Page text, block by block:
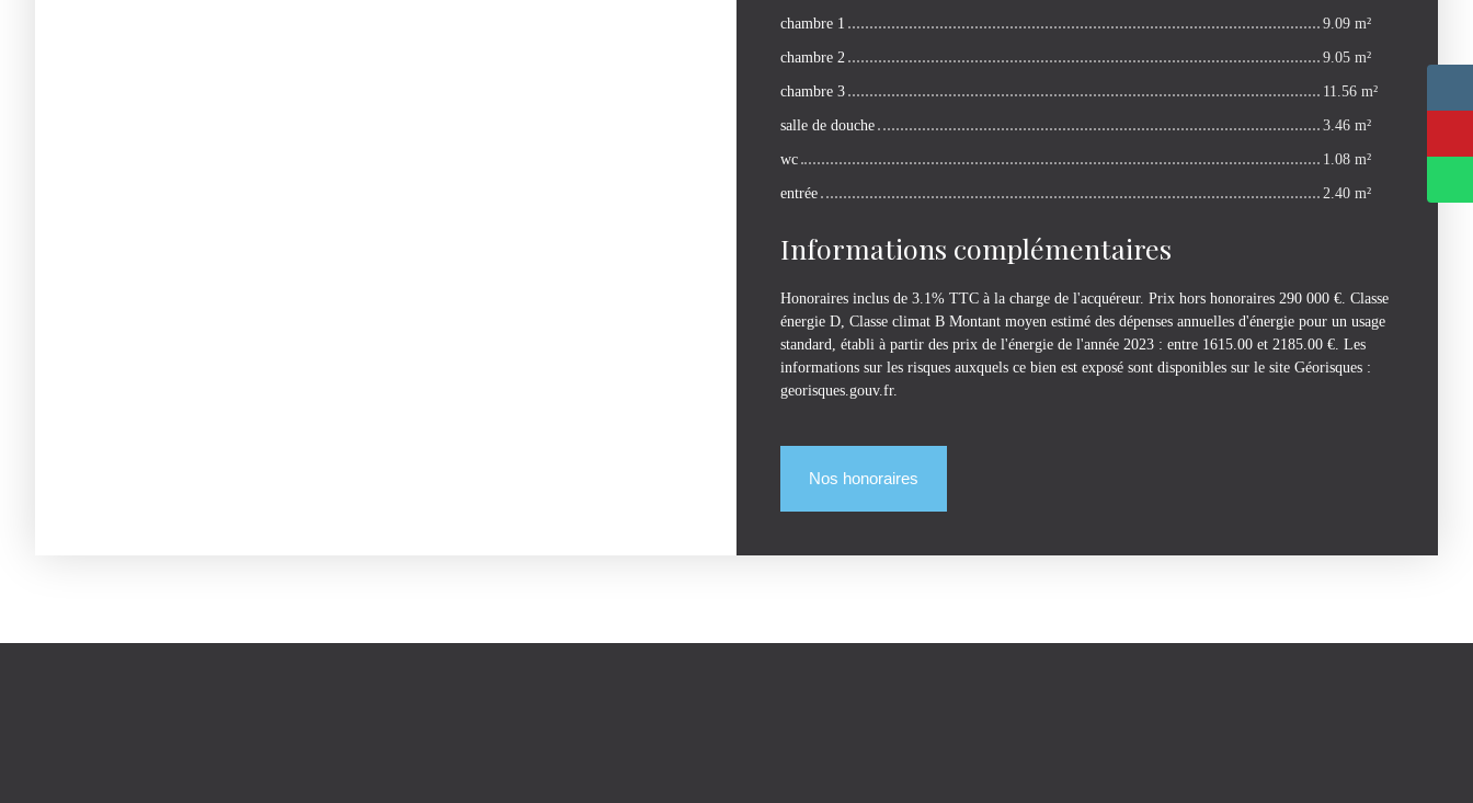
chambre 1
9.09 m²
chambre 2
9.05 m²
chambre 3
11.56 m²
salle de douche
3.46 m²
wc
1.08 m²
entrée
2.40 m²
Informations complémentaires
Honoraires inclus de 3.1% TTC à la charge de l'acquéreur. Prix hors honoraires 290 000 €. Classe
énergie D, Classe climat B Montant moyen estimé des dépenses annuelles d'énergie pour un usage
standard, établi à partir des prix de l'énergie de l'année 2023 : entre 1615.00 et 2185.00 €. Les
informations sur les risques auxquels ce bien est exposé sont disponibles sur le site Géorisques :
georisques.gouv.fr.
Nos honoraires